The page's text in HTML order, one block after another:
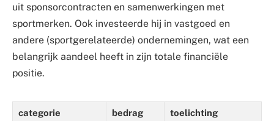
uit sponsorcontracten en samenwerkingen met
sportmerken. Ook investeerde hij in vastgoed en
andere (sportgerelateerde) ondernemingen, wat een
belangrijk aandeel heeft in zijn totale financiële
positie.
categorie bedrag toelichting